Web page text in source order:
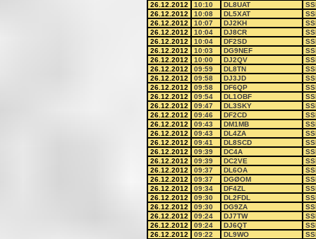
26.12.2012
10:10 DL8UAT
26.12.2012
10:08 DL5XAT
26.12.2012
10:07 DJ2KH
26.12.2012
10:04 DJ8CR
26.12.2012
10:04 DF2SD
26.12.2012
10:03 DG9NEF
26.12.2012
10:00 DJ2QV
26.12.2012
09:59 DL8TN
26.12.2012
09:58 DJ3JD
26.12.2012
09:58 DF6QP
26.12.2012
09:54 DL1OBF
26.12.2012
09:47 DL3SKY
26.12.2012
09:46 DF2CD
26.12.2012
09:43 DM1MB
26.12.2012
09:43 DL4ZA
26.12.2012
09:41 DL8SCD
26.12.2012
09:39 DC4A
26.12.2012
09:39 DC2VE
26.12.2012
09:37 DL6OA
26.12.2012
09:37 DGØOM
26.12.2012
09:34 DF4ZL
26.12.2012
09:30 DL2FDL
26.12.2012
09:30 DG9ZA
26.12.2012
09:24 DJ7TW
26.12.2012
09:24 DJ6QT
26.12.2012
09:22 DL9WO